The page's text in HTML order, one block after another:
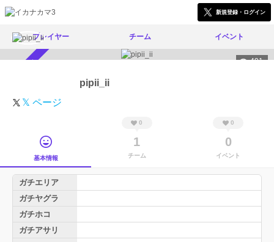
新規登録・ログイン
プレイヤー チーム イベント
491
pipii_ii
𝕏 ページ
基本情報
0
1
チーム
0
0
イベント
ガチエリア
ガチヤグラ
ガチホコ
ガチアサリ